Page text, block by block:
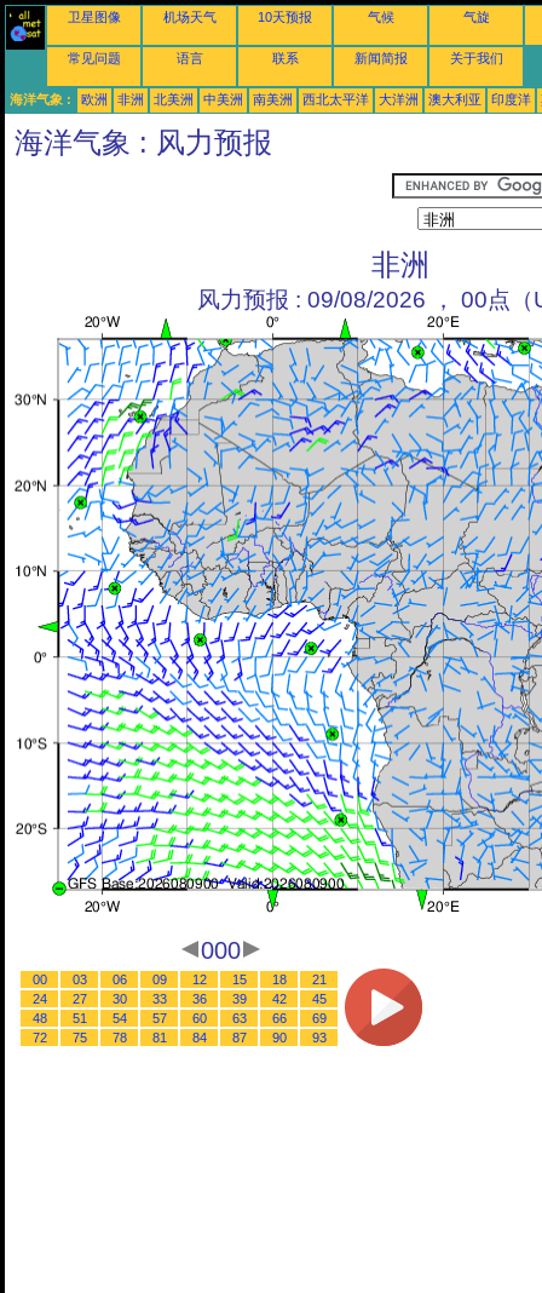
卫星图像 机场天气 10天预报 气候 气旋
常见问题 语言 联系 新闻简报 关于我们
海洋气象 : 欧洲 非洲 北美洲 中美洲 南美洲 西北太平洋 大洋洲 澳大利亚 印度洋
海洋气象 : 风力预报
非洲
风力预报 : 09/08/2026 ， 00点（
000
00 03 06 09 12 15 18
21
24
27 30 33 36 39 42
45
48
51 54 57 60 63 66
69
72
75 78 81 84 87 90 93